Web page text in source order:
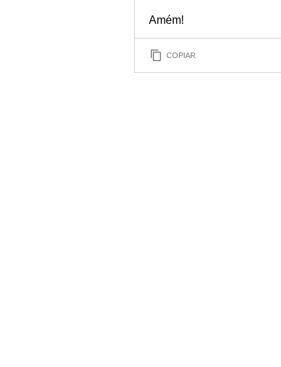
Amém!
COPIAR